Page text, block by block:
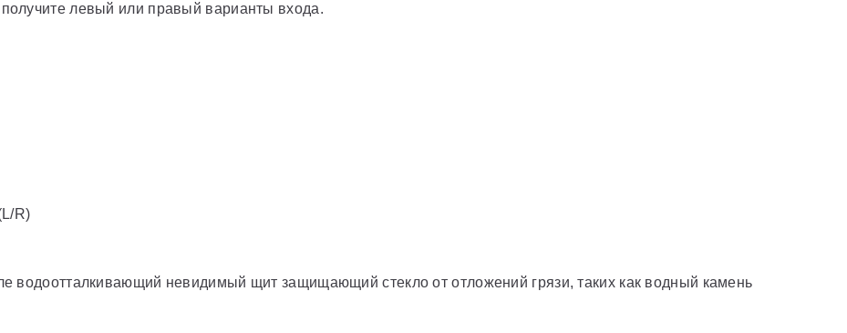
левый или правый варианты входа.
R)
водоотталкивающий невидимый щит защищающий стекло от отложений грязи, таких как водный камень